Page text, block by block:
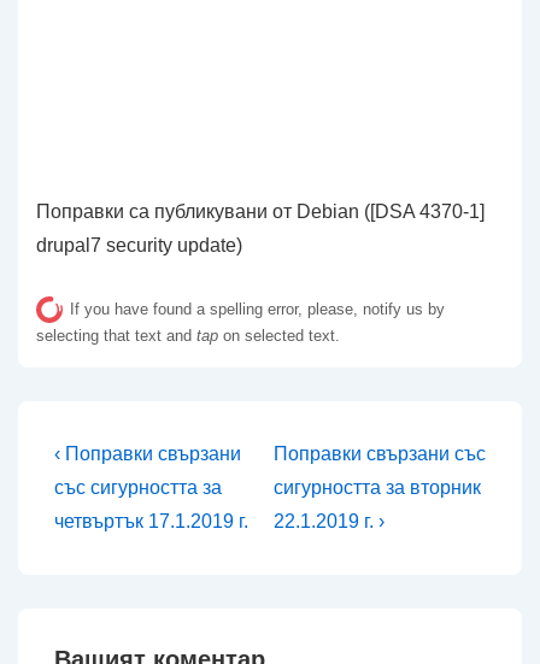
Поправки са публикувани от Debian ([DSA 4370-1]
drupal7 security update)
If you have found a spelling error, please, notify us by
selecting that text and tap on selected text.
Навигация
Предишна
публикация
е
‹ Поправки свързани
със сигурността за
четвъртък 17.1.2019 г.
Следваща
публикация
е
Поправки свързани със
сигурността за вторник
22.1.2019 г. ›